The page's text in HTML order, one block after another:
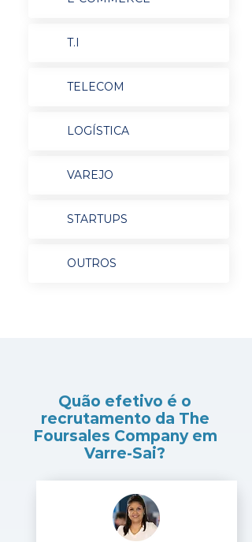
T.I
TELECOM
LOGÍSTICA
VAREJO
STARTUPS
OUTROS
Quão efetivo é o
recrutamento da The
Foursales Company em
Varre-Sai?